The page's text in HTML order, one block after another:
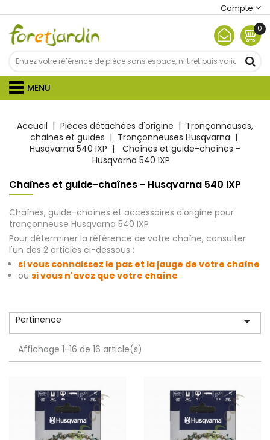
Compte
0
MENU
Accueil Pièces détachées d'origine
Tronçonneuses,
chaines et guides
Tronçonneuses Husqvarna
Husqvarna 540 IXP
Chaînes et guide-chaînes -
Husqvarna 540 IXP
Chaînes et guide-chaînes - Husqvarna 540 IXP
Chaînes, guide-chaînes et accessoires d'origine pour
tronçonneuse Husqvarna 540 IXP
Pour déterminer la référence de votre chaîne, consulter
l'un des 2 articles ci-dessous :
si vous connaissez le pas et la jauge de votre chaîne
ou si vous n'avez que votre chaîne
Pertinence 
Affichage 1-16 de 16 article(s)